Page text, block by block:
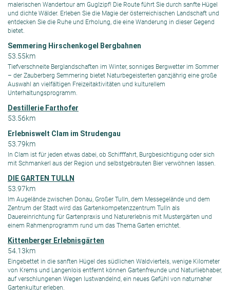
malerischen Wandertour am Guglzipf! Die Route führt Sie durch sanfte Hügel
und dichte Wälder. Erleben Sie die Magie der österreichischen Landschaft und
entdecken Sie die Ruhe und Erholung, die eine Wanderung in dieser Gegend
bietet.
Semmering Hirschenkogel Bergbahnen
53.55km
Tiefverschneite Berglandschaften im Winter, sonniges Bergwetter im Sommer
– der Zauberberg Semmering bietet Naturbegeisterten ganzjährig eine große
Auswahl an vielfältigen Freizeitaktivitäten und kulturellem
Unterhaltungsprogramm.
Destillerie Farthofer
53.56km
Erlebniswelt Clam im Strudengau
53.79km
In Clam ist für jeden etwas dabei, ob Schifffahrt, Burgbesichtigung oder sich
mit Schmankerl aus der Region und selbstgebrauten Bier verwöhnen lassen.
DIE GARTEN TULLN
53.97km
Im Augelände zwischen Donau, Großer Tulln, dem Messegelände und dem
Zentrum der Stadt wird das Gartenkompetenzzentrum Tulln als
Dauereinrichtung für Gartenpraxis und Naturerlebnis mit Mustergärten und
einem Rahmenprogramm rund um das Thema Garten errichtet.
Kittenberger Erlebnisgärten
54.13km
Eingebettet in die sanften Hügel des südlichen Waldviertels, wenige Kilometer
von Krems und Langenlois entfernt können Gartenfreunde und Naturliebhaber,
auf verschlungenen Wegen lustwandelnd, ein neues Gefühl von naturnaher
Gartenkultur erleben.